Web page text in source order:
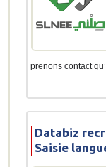
prenons contact
Databiz
Saisie